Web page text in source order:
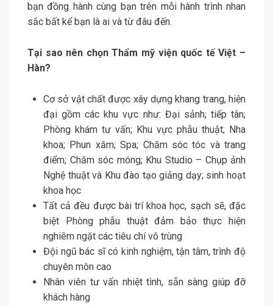
bạn đồng hành cùng bạn trên mỗi hành trình nhan
sắc bất kể bạn là ai và từ đâu đến.
Tại sao nên chọn Thẩm mỹ viện quốc tế Việt –
Hàn?
Cơ sở vật chất được xây dựng khang trang, hiện
đại gồm các khu vực như: Đại sảnh; tiếp tân;
Phòng khám tư vấn; Khu vực phẫu thuật; Nha
khoa; Phun xăm; Spa; Chăm sóc tóc và trang
điểm; Chăm sóc móng; Khu Studio – Chụp ảnh
Nghệ thuật và Khu đào tạo giảng dạy; sinh hoạt
khoa học
Tất cả đều được bài trí khoa học, sạch sẽ, đặc
biệt Phòng phẫu thuật đảm bảo thực hiện
nghiêm ngặt các tiêu chí vô trùng
Đội ngũ bác sĩ có kinh nghiệm, tận tâm, trình độ
chuyên môn cao
Nhân viên tư vấn nhiệt tình, sẵn sàng giúp đỡ
khách hàng